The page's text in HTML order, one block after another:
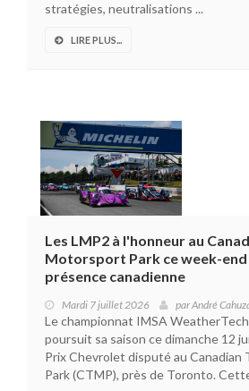
stratégies, neutralisations ...
LIRE PLUS...
Les LMP2 à l'honneur au
Motorsport Park ce week-
présence canadienne
Mardi 7 juillet 2026 parAndré
Le championnat IMSA
poursuit sa saison ce dimanche 12
Prix Chevrolet disputé au
Park (CTMP), près de Toronto.